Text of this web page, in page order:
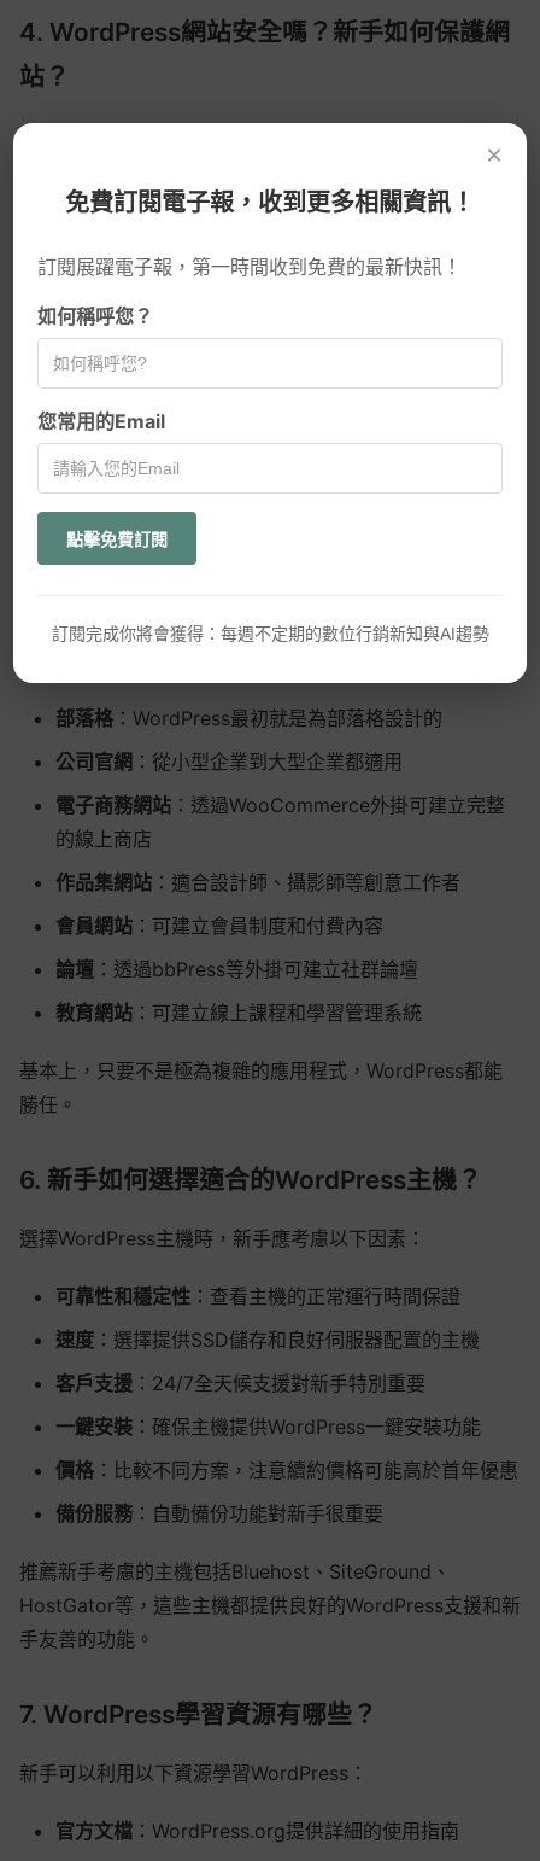
AI趨勢
網頁設計新知
WordPress
GEO優化
口碑行銷
4. WordPress網站安全嗎？新手如何保護網
站？
WordPress本身是安全的，但作為市場佔有率最高的
CMS，它也是駭客的常見目標。新手可以採取以下措施保
護網站：
定期更新WordPress核心、主題和外掛
安裝安全性外掛如Wordfence或Sucuri
定期備份網站
選擇提供SSL憑證的主機
只要遵循基本的安全措施，WordPress網站可以維持良好
的安全性。
部落格 ：WordPress最初就是為部落格設計的
公司官網 ：從小型企業到大型企業都適用
電子商務網站 ：透過WooCommerce外掛可建立完整
的線上商店
作品集網站 ：適合設計師、攝影師等創意工作者
會員網站 ：可建立會員制度和付費內容
論壇 ：透過bbPress等外掛可建立社群論壇
教育網站 ：可建立線上課程和學習管理系統
基本上，只要不是極為複雜的應用程式，WordPress都能
勝任。
6. 新手如何選擇適合的WordPress主機？
選擇WordPress主機時，新手應考慮以下因素：
可靠性和穩定性 ：查看主機的正常運行時間保證
速度 ：選擇提供SSD儲存和良好伺服器配置的主機
客戶支援 ：24/7全天候支援對新手特別重要
一鍵安裝 ：確保主機提供WordPress一鍵安裝功能
價格 ：比較不同方案，注意續約價格可能高於首年優惠
備份服務 ：自動備份功能對新手很重要
推薦新手考慮的主機包括Bluehost、SiteGround、
HostGator等，這些主機都提供良好的WordPress支援和新
手友善的功能。
7. WordPress學習資源有哪些？
新手可以利用以下資源學習WordPress：
官方文檔 ：WordPress.org提供詳細的使用指南
×
免費訂閱電子報，收到更多相關資訊！
訂閱展躍電子報，第一時間收到免費的最新快訊！
如何稱呼您？
您常用的Email
點擊免費訂閱
訂閱完成你將會獲得：每週不定期的數位行銷新知與AI趨勢